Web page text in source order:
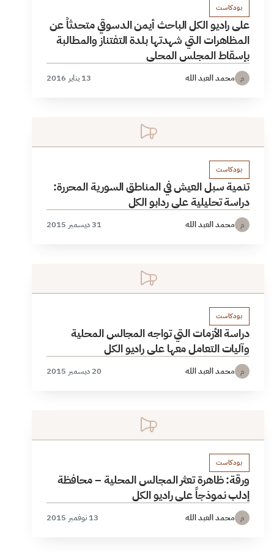
بودكاست
على راديو الكل الباحث أيمن الدسوقي متحدثاً عن
المظاهرات التي شهدتها بلدة التفتناز والمطالبة
بإسقاط المجلس المحلي
م محمد العبد الله 13 يناير 2016
بودكاست
تنمية سبل العيش في المناطق السورية المحررة:
دراسة تحليلية على ردابو الكل
م محمد العبد الله 31 ديسمبر 2015
بودكاست
دراسة الأزمات التي تواجه المجالس المحلية
وآليات التعامل معها على راديو الكل
م محمد العبد الله 20 ديسمبر 2015
بودكاست
ورقة: ظاهرة تعثر المجالس المحلية – محافظة
إدلب نموذجاً على راديو الكل
م محمد العبد الله 13 نوفمبر 2015